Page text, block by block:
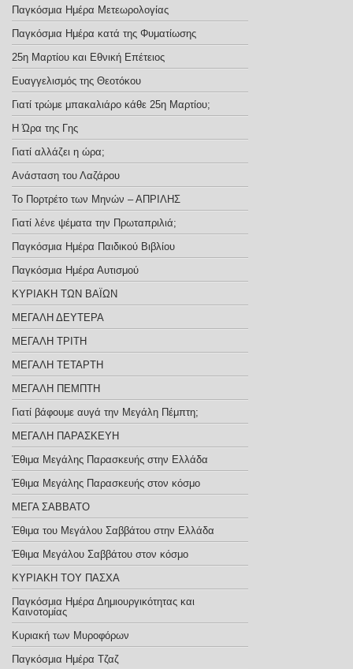
Παγκόσμια Ημέρα Μετεωρολογίας
Παγκόσμια Ημέρα κατά της Φυματίωσης
25η Μαρτίου και Εθνική Επέτειος
Ευαγγελισμός της Θεοτόκου
Γιατί τρώμε μπακαλιάρο κάθε 25η Μαρτίου;
Η Ώρα της Γης
Γιατί αλλάζει η ώρα;
Ανάσταση του Λαζάρου
Το Πορτρέτο των Μηνών – ΑΠΡΙΛΗΣ
Γιατί λένε ψέματα την Πρωταπριλιά;
Παγκόσμια Ημέρα Παιδικού Βιβλίου
Παγκόσμια Ημέρα Αυτισμού
ΚΥΡΙΑΚΗ ΤΩΝ ΒΑΪΩΝ
ΜΕΓΑΛΗ ΔΕΥΤΕΡΑ
ΜΕΓΑΛΗ ΤΡΙΤΗ
ΜΕΓΑΛΗ ΤΕΤΑΡΤΗ
ΜΕΓΑΛΗ ΠΕΜΠΤΗ
Γιατί βάφουμε αυγά την Μεγάλη Πέμπτη;
ΜΕΓΑΛΗ ΠΑΡΑΣΚΕΥΗ
Έθιμα Μεγάλης Παρασκευής στην Ελλάδα
Έθιμα Μεγάλης Παρασκευής στον κόσμο
ΜΕΓΑ ΣΑΒΒΑΤΟ
Έθιμα του Μεγάλου Σαββάτου στην Ελλάδα
Έθιμα Μεγάλου Σαββάτου στον κόσμο
ΚΥΡΙΑΚΗ ΤΟΥ ΠΑΣΧΑ
Παγκόσμια Ημέρα Δημιουργικότητας και
Καινοτομίας
Κυριακή των Μυροφόρων
Παγκόσμια Ημέρα Τζαζ